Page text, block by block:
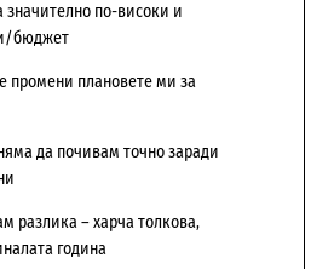
значително по-високи и
бюджет
промени плановете ми за
да почивам точно заради
разлика – харча толкова,
година